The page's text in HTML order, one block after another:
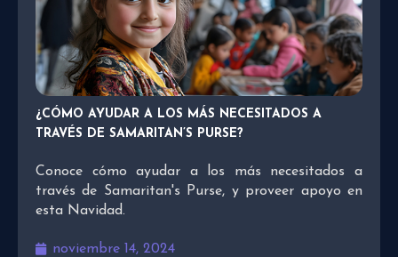
¿CÓMO AYUDAR A LOS MÁS NECESITADOS A
TRAVÉS DE SAMARITAN’S PURSE?
Conoce cómo ayudar a los más necesitados a
través de Samaritan's Purse, y proveer apoyo en
esta Navidad.
noviembre 14, 2024